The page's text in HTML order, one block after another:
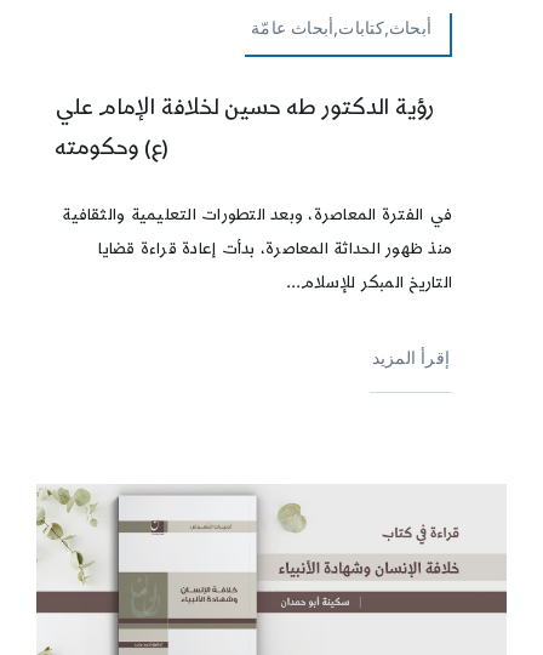
أبحاث,كتابات,أبحاث عامّة
رؤية الدكتور طه حسين لخلافة الإمام علي
(ع) وحكومته
في الفترة المعاصرة، وبعد التطورات التعليمية والثقافية
منذ ظهور الحداثة المعاصرة، بدأت إعادة قراءة قضايا
التاريخ المبكر للإسلام...
إقرأ المزيد